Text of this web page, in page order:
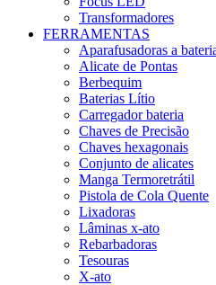
Transformadores
FERRAMENTAS
Aparafusadoras a
Alicate de Pontas
Berbequim
Baterias Lítio
Carregador bateria
Chaves de Precisão
Chaves hexagonais
Conjunto de alicates
Manga Termoretrátil
Pistola de Cola Quente
Lixadoras
Lâminas x-ato
Rebarbadoras
Tesouras
X-ato